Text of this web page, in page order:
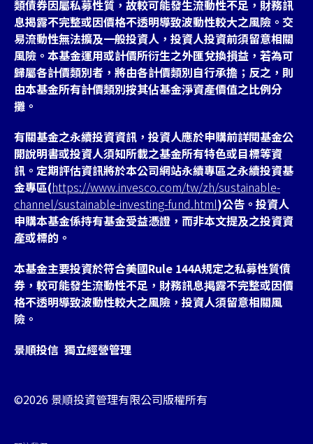
類債券因屬私募性質，故較可能發生流動性不足，財務訊
息揭露不完整或因價格不透明導致波動性較大之風險。交
易流動性無法擴及一般投資人，投資人投資前須留意相關
風險。本基金運用或計價所衍生之外匯兌換損益，若為可
歸屬各計價類別者，將由各計價類別自行承擔；反之，則
由本基金所有計價類別按其佔基金淨資產價值之比例分
攤。
有關基金之永續投資資訊，投資人應於申購前詳閱基金公
開說明書或投資人須知所載之基金所有特色或目標等資
訊。定期評估資訊將於本公司網站永續專區之永續投資基
金專區(https://www.invesco.com/tw/zh/sustainable-
channel/sustainable-investing-fund.html)公告。投資人
申購本基金係持有基金受益憑證，而非本文提及之投資資
產或標的。
本基金主要投資於符合美國Rule 144A規定之私募性質債
券，較可能發生流動性不足，財務訊息掲露不完整或因價
格不透明導致波動性較大之風險，投資人須留意相關風
險。
景順投信 獨立經營管理
©2026 景順投資管理有限公司版權所有